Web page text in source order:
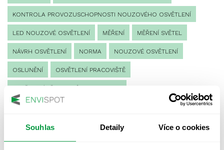
Souhlas Detaily Více o cookies
KONTROLA PROVOZUSCHOPNOSTI NOUZOVÉHO OSVĚTLENÍ
LED NOUZOVÉ OSVĚTLENÍ MĚŘENÍ MĚŘENÍ SVĚTEL
NÁVRH OSVĚTLENÍ NORMA NOUZOVÉ OSVĚTLENÍ
OSLUNĚNÍ OSVĚTLENÍ PRACOVIŠTĚ
OSVĚTLENÍ SPORTOVIŠŤ
PROTIPANICKÉ OSVĚTLENÍ
PROVOZNÍ DENÍK NOUZOVÉHO OSVĚTLENÍ